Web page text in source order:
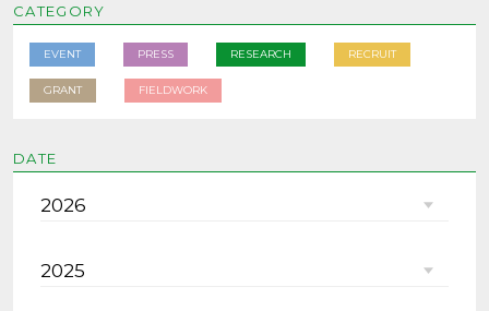
CATEGORY
EVENT PRESS RESEARCH RECRUIT
GRANT FIELDWORK
DATE
2026
2025